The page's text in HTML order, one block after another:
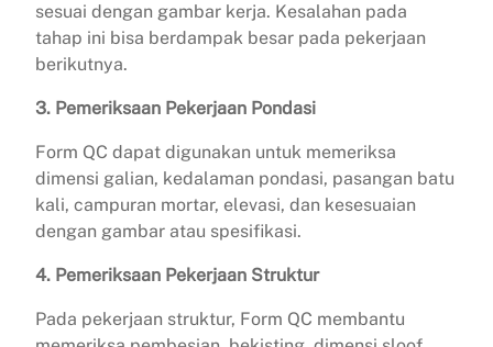
sesuai dengan gambar kerja. Kesalahan pada
tahap ini bisa berdampak besar pada pekerjaan
berikutnya.
3. Pemeriksaan Pekerjaan Pondasi
Form QC dapat digunakan untuk memeriksa
dimensi galian, kedalaman pondasi, pasangan batu
kali, campuran mortar, elevasi, dan kesesuaian
dengan gambar atau spesifikasi.
4. Pemeriksaan Pekerjaan Struktur
Pada pekerjaan struktur, Form QC membantu